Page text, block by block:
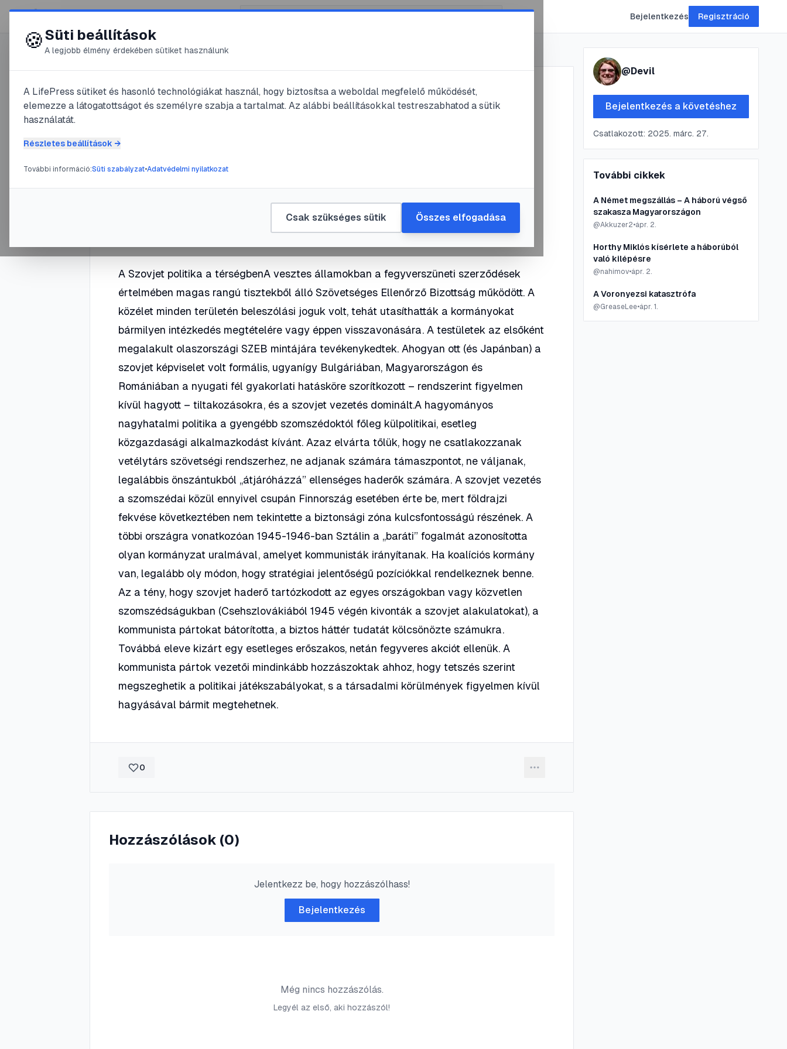
😍 LifePress Bejelentkezés Regisztráció
@Devil
Kelet-Közép-Európa és a
Balkán a háború után
Gazdaság
A Szovjet politika a térségbenA vesztes államokban a fegyverszüneti szerződések
értelmében magas rangú tisztekből álló Szövetséges Ellenőrző Bizottság működött. A
közélet minden területén beleszólási joguk volt, tehát utasíthatták a kormányokat
bármilyen intézkedés megtételére vagy éppen visszavonására. A testületek az elsőként
megalakult olaszországi SZEB mintájára tevékenykedtek. Ahogyan ott (és Japánban) a
szovjet képviselet volt formális, ugyanígy Bulgáriában, Magyarországon és
Romániában a nyugati fél gyakorlati hatásköre szorítkozott – rendszerint figyelmen
kívül hagyott – tiltakozásokra, és a szovjet vezetés dominált.A hagyományos
nagyhatalmi politika a gyengébb szomszédoktól főleg külpolitikai, esetleg
közgazdasági alkalmazkodást kívánt. Azaz elvárta tőlük, hogy ne csatlakozzanak
vetélytárs szövetségi rendszerhez, ne adjanak számára támaszpontot, ne váljanak,
legalábbis önszántukból „átjáróházzá” ellenséges haderők számára. A szovjet vezetés
a szomszédai közül ennyivel csupán Finnország esetében érte be, mert földrajzi
fekvése következtében nem tekintette a biztonsági zóna kulcsfontosságú részének. A
többi országra vonatkozóan 1945-1946-ban Sztálin a „baráti” fogalmát azonosította
olyan kormányzat uralmával, amelyet kommunisták irányítanak. Ha koalíciós kormány
van, legalább oly módon, hogy stratégiai jelentőségű pozíciókkal rendelkeznek benne.
Az a tény, hogy szovjet haderő tartózkodott az egyes országokban vagy közvetlen
szomszédságukban (Csehszlovákiából 1945 végén kivonták a szovjet alakulatokat), a
kommunista pártokat bátorította, a biztos háttér tudatát kölcsönözte számukra.
Továbbá eleve kizárt egy esetleges erőszakos, netán fegyveres akciót ellenük. A
kommunista pártok vezetői mindinkább hozzászoktak ahhoz, hogy tetszés szerint
megszeghetik a politikai játékszabályokat, s a társadalmi körülmények figyelmen kívül
hagyásával bármit megtehetnek.
0
Hozzászólások (0)
Jelentkezz be, hogy hozzászólhass!
Bejelentkezés
Még nincs hozzászólás.
Legyél az első, aki hozzászól!
@Devil
Bejelentkezés a követéshez
Csatlakozott: 2025. márc. 27.
További cikkek
A Német megszállás – A háború végső
szakasza Magyarországon
@Akkuzer2•ápr. 2.
Horthy Miklós kísérlete a háborúból
való kilépésre
@nahimov•ápr. 2.
A Voronyezsi katasztrófa
@GreaseLee•ápr. 1.
🍪Süti beállítások
A legjobb élmény érdekében sütiket használunk
A LifePress sütiket és hasonló technológiákat használ, hogy biztosítsa a weboldal megfelelő működését,
elemezze a látogatottságot és személyre szabja a tartalmat. Az alábbi beállításokkal testreszabhatod a sütik
használatát.
Részletes beállítások →
További információ:Süti szabályzat•Adatvédelmi nyilatkozat
Csak szükséges sütik Összes elfogadása